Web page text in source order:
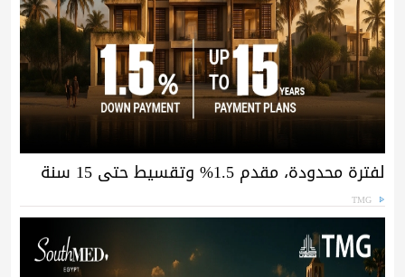
لفترة محدودة، مقدم 1.5% وتقسيط حتى 15 سنة
TMG